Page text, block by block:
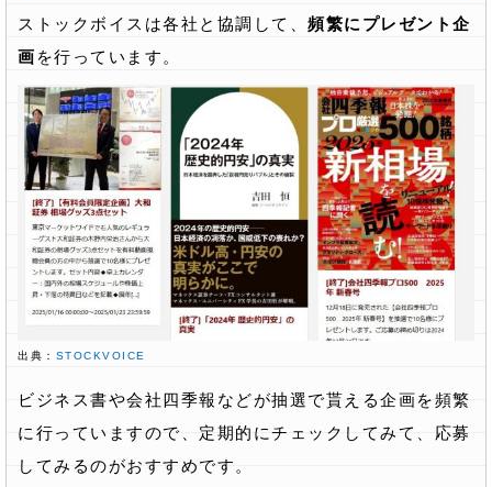
ストックボイスは各社と協調して、 頻繁にプレゼント企
画 を行っています。
出典： STOCKVOICE
ビジネス書や会社四季報などが抽選で貰える企画を頻繁
に行っていますので、定期的にチェックしてみて、応募
してみるのがおすすめです。